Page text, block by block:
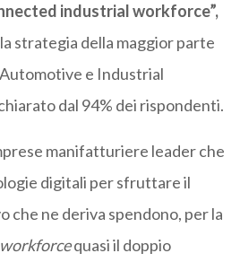
industrial workforce”,
strategia della maggior parte
e Industrial
dal 94% dei rispondenti.
manifatturiere leader che
digitali per sfruttare il
che ne deriva spendono, per la
quasi il doppio